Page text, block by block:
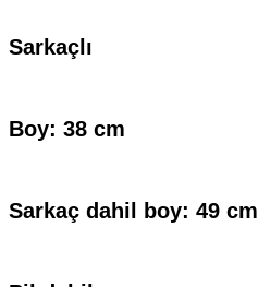
Sarkaçlı
Boy: 38 cm
Sarkaç dahil boy: 49 cm